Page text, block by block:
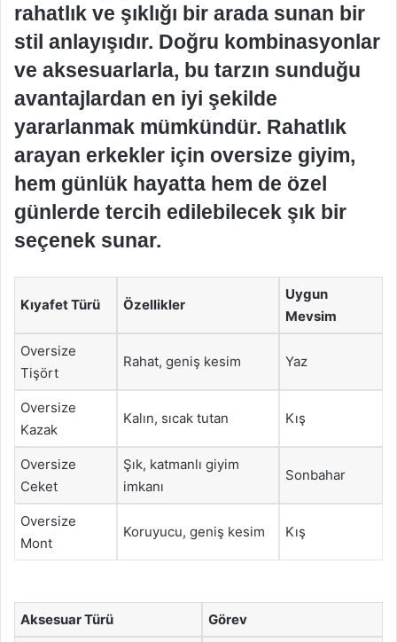
rahatlık ve şıklığı bir arada sunan bir
stil anlayışıdır. Doğru kombinasyonlar
ve aksesuarlarla, bu tarzın sunduğu
avantajlardan en iyi şekilde
yararlanmak mümkündür. Rahatlık
arayan erkekler için oversize giyim,
hem günlük hayatta hem de özel
günlerde tercih edilebilecek şık bir
seçenek sunar.
Kıyafet Türü Özellikler
Uygun
Mevsim
Oversize
Tişört
Rahat, geniş kesim Yaz
Oversize
Kazak
Kalın, sıcak tutan Kış
Oversize
Ceket
Şık, katmanlı giyim
imkanı
Sonbahar
Oversize
Mont
Koruyucu, geniş kesim Kış
Aksesuar Türü Görev